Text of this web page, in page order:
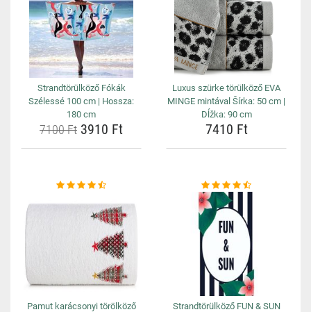
Strandtörülköző Fókák
Szélessé 100 cm | Hossza:
180 cm
7100 Ft 3910 Ft
Luxus szürke törülköző EVA
MINGE mintával Šírka: 50 cm |
Dĺžka: 90 cm
7410 Ft
Pamut karácsonyi törölköző
Strandtörülköző FUN & SUN